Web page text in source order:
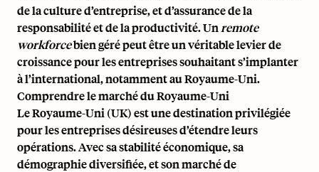
de la culture d’entreprise, et d’assurance de la
responsabilité et de la productivité. Un remote
workforcebien géré peut être un véritable levier de
croissance pour les entreprises souhaitant s’implanter
à l’international, notamment au Royaume-Uni.
Comprendre le marché du Royaume-Uni
Le Royaume-Uni (UK) est une destination privilégiée
pour les entreprises désireuses d’étendre leurs
opérations. Avec sa stabilité économique, sa
démographie diversifiée, et son marché de